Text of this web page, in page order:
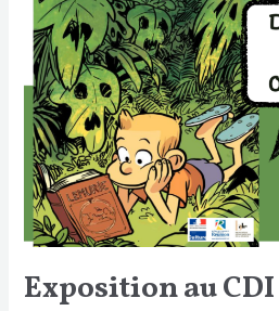
Exposition au CDI